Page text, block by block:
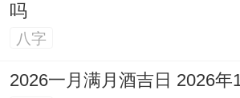
吗
八字
2026一月满月酒吉日 2026年